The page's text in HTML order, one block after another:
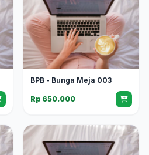
BPB - Bunga Meja 003
Rp 650.000